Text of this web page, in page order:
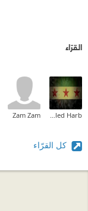
القرّاء
Zam Zam
كل القرّاء